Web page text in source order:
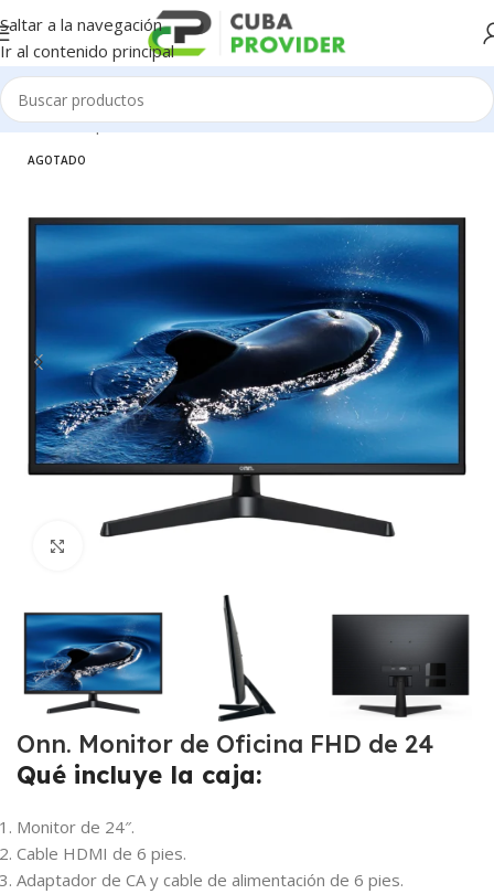
Saltar a la navegación
Ir al contenido principal
Inicio/Componentes de PC/Monitores
AGOTADO
Onn. Monitor de Oficina FHD de 24
Qué incluye la caja:
Monitor de 24″.
Cable HDMI de 6 pies.
Adaptador de CA y cable de alimentación de 6 pies.